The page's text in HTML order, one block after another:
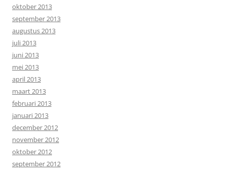
oktober 2013
september 2013
augustus 2013
juli 2013
juni 2013
mei 2013
april 2013
maart 2013
februari 2013
januari 2013
december 2012
november 2012
oktober 2012
september 2012